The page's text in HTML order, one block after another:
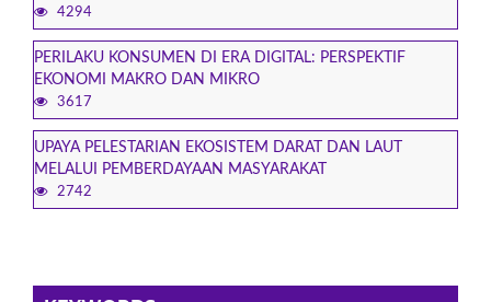
4294
PERILAKU KONSUMEN DI ERA DIGITAL: PERSPEKTIF
EKONOMI MAKRO DAN MIKRO
3617
UPAYA PELESTARIAN EKOSISTEM DARAT DAN LAUT
MELALUI PEMBERDAYAAN MASYARAKAT
2742